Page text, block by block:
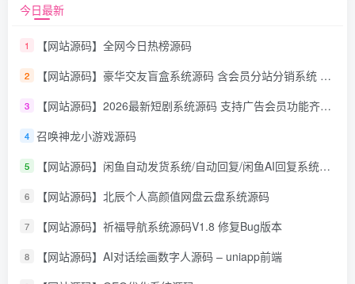
今日最新
1 【网站源码】全网今日热榜源码
2 【网站源码】豪华交友盲盒系统源码 含会员分站分销系统 可易支付
3 【网站源码】2026最新短剧系统源码 支持广告会员功能齐全短剧源码
4 召唤神龙小游戏源码
5 【网站源码】闲鱼自动发货系统/自动回复/闲鱼AI回复系统源码
6 【网站源码】北辰个人高颜值网盘云盘系统源码
7 【网站源码】祈福导航系统源码V1.8 修复Bug版本
8 【网站源码】AI对话绘画数字人源码 – uniapp前端